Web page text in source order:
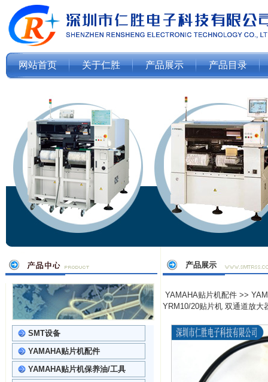
网站首页 关于仁胜 产品展示 产品目录
SMT设备
YAMAHA贴片机配件
YAMAHA贴片机保养油/工具
产品展示
YAMAHA贴片机配件>>
YRM10/20贴片机 双通道放大